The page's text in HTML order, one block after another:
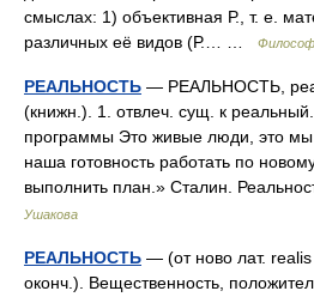
смыслах: 1) объективная Р., т. е.
различных её видов (Р.… …
РЕАЛЬНОСТЬ — РЕАЛЬНОСТЬ,
(книжн.). 1. отвлеч. сущ. к
программы Это живые люди, это мы
наша готовность работать по
выполнить план.» Сталин.
Ушакова
РЕАЛЬНОСТЬ — (от ново лат.
оконч.). Вещественность,